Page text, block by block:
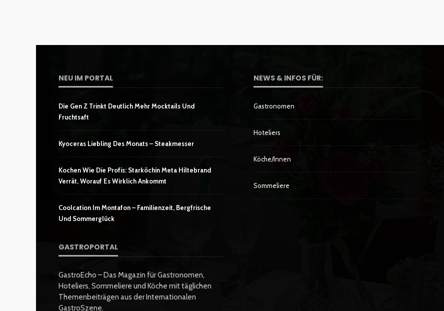
NEU IM PORTAL
Die Gen Z Trinkt Deutlich Mehr Mocktails Und
Fruchtsaft
Kyoceras Liebling Des Monats – Steakmesser
Kochen Wie Die Profis: Starköchin Meta Hiltebrand
Verrät, Worauf Es Wirklich Ankommt
Coolcation Im Montafon – Familienzeit, Bergfrische
Und Sommerglück
GASTROPORTAL
GastroEcho – Das Magazin für Gastronomen,
Hoteliers, Sommeliere und Köche mit täglichen
Themenbeiträgen aus der Internationalen
GastroSzene.
NEWS & INFOS FÜR:
Gastronomen
Hoteliers
Köche/innen
Sommeliere